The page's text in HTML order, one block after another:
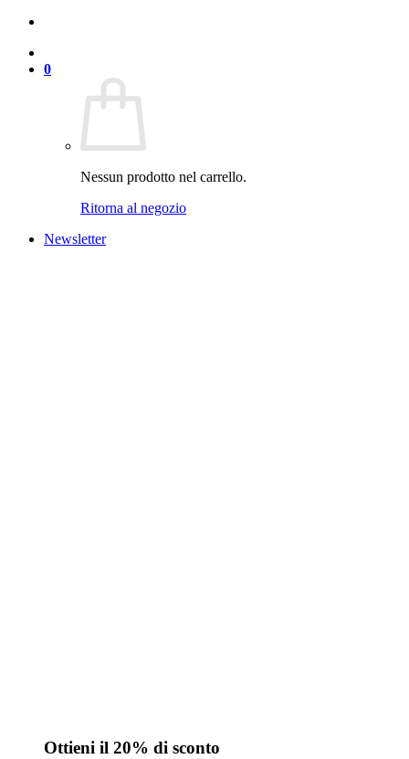
0
Nessun prodotto nel carrello.
Ritorna al negozio
Newsletter
Ottieni il 20% di sconto